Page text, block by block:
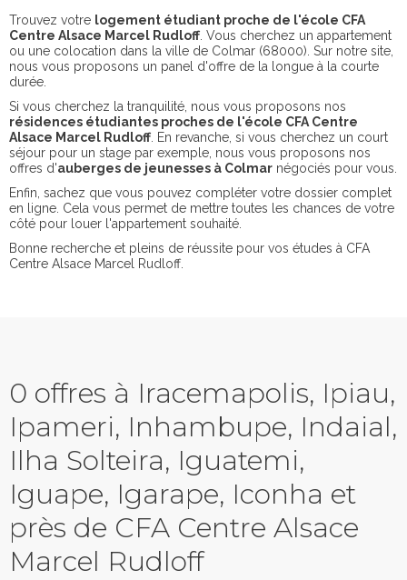
Trouvez votre logement étudiant proche de l'école CFA
Centre Alsace Marcel Rudloff . Vous cherchez un appartement
ou une colocation dans la ville de Colmar (68000). Sur notre site,
nous vous proposons un panel d'offre de la longue à la courte
durée.
Si vous cherchez la tranquilité, nous vous proposons nos
résidences étudiantes proches de l'école CFA Centre
Alsace Marcel Rudloff . En revanche, si vous cherchez un court
séjour pour un stage par exemple, nous vous proposons nos
offres d'auberges de jeunesses à Colmar négociés pour vous.
Enfin, sachez que vous pouvez compléter votre dossier complet
en ligne. Cela vous permet de mettre toutes les chances de votre
côté pour louer l'appartement souhaité.
Bonne recherche et pleins de réussite pour vos études à CFA
Centre Alsace Marcel Rudloff.
0 offres à Iracemapolis, Ipiau,
Ipameri, Inhambupe, Indaial,
Ilha Solteira, Iguatemi,
Iguape, Igarape, Iconha et
près de CFA Centre Alsace
Marcel Rudloff